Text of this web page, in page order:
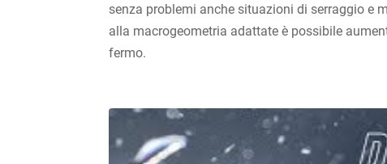
senza problemi anche situazioni di serraggio e
alla macrogeometria adattate è possibile
fermo.